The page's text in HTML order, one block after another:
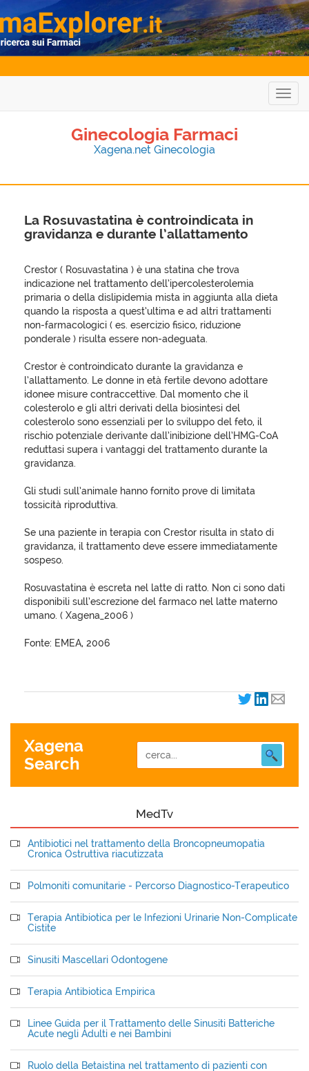
Ginecologia Farmaci
Xagena.net Ginecologia
La Rosuvastatina è controindicata in
gravidanza e durante l’allattamento
Crestor ( Rosuvastatina ) è una statina che trova
indicazione nel trattamento dell’ipercolesterolemia
primaria o della dislipidemia mista in aggiunta alla dieta
quando la risposta a quest’ultima e ad altri trattamenti
non-farmacologici ( es. esercizio fisico, riduzione
ponderale ) risulta essere non-adeguata.
Crestor è controindicato durante la gravidanza e
l’allattamento. Le donne in età fertile devono adottare
idonee misure contraccettive. Dal momento che il
colesterolo e gli altri derivati della biosintesi del
colesterolo sono essenziali per lo sviluppo del feto, il
rischio potenziale derivante dall’inibizione dell’HMG-CoA
reduttasi supera i vantaggi del trattamento durante la
gravidanza.
Gli studi sull’animale hanno fornito prove di limitata
tossicità riproduttiva.
Se una paziente in terapia con Crestor risulta in stato di
gravidanza, il trattamento deve essere immediatamente
sospeso.
Rosuvastatina è escreta nel latte di ratto. Non ci sono dati
disponibili sull’escrezione del farmaco nel latte materno
umano. ( Xagena_2006 )
Fonte: EMEA, 2006
Xagena
Search
MedTv
Antibiotici nel trattamento della Broncopneumopatia
Cronica Ostruttiva riacutizzata
Polmoniti comunitarie - Percorso Diagnostico-Terapeutico
Terapia Antibiotica per le Infezioni Urinarie Non-Complicate
Cistite
Sinusiti Mascellari Odontogene
Terapia Antibiotica Empirica
Linee Guida per il Trattamento delle Sinusiti Batteriche
Acute negli Adulti e nei Bambini
Ruolo della Betaistina nel trattamento di pazienti con